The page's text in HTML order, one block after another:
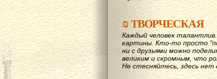
₪ТВОРЧЕСКАЯ
Каждый человек
картины. Кто-то просто
ни с друзьями можно
великим и скромным, что
Не стесняйтесь, здесь нет